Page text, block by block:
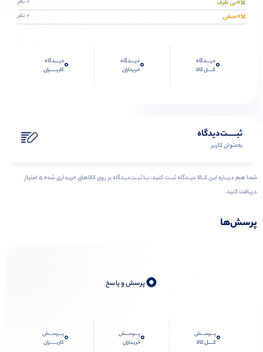
بی طرف
0منفی 0 نفر
0دیــــدگاه
کــــل کالا
0دیــــدگاه
خریداران
0دیــــدگاه
کاربـــــران
ثبـــــت‌دیدگاه
به‌عنوان کاربر
شمـا هـم دربـاره ایـن کــالا دیــدگاه ثبــت کنید، بــا ثبــت‌دیـدگاه بر روی کالاهای خریداری شده ۵ امتیاز
دریافت کنید.
پرسش‌ها
0پرسش و پاسخ
0پـــرســـش
کــــل کالا
0پـــرســـش
خریداران
0پـــرســـش
کاربـــــران